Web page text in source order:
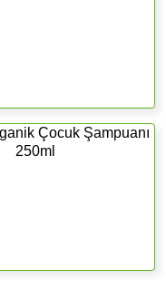
Çocuk Şampuanı
250ml